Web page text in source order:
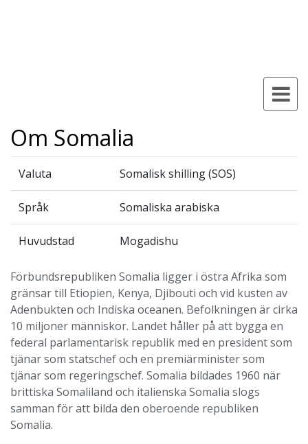
Om Somalia
Valuta Somalisk shilling (SOS)
Språk Somaliska arabiska
Huvudstad Mogadishu
Förbundsrepubliken Somalia ligger i östra Afrika som
gränsar till Etiopien, Kenya, Djibouti och vid kusten av
Adenbukten och Indiska oceanen. Befolkningen är cirka
10 miljoner människor. Landet håller på att bygga en
federal parlamentarisk republik med en president som
tjänar som statschef och en premiärminister som
tjänar som regeringschef. Somalia bildades 1960 när
brittiska Somaliland och italienska Somalia slogs
samman för att bilda den oberoende republiken
Somalia.